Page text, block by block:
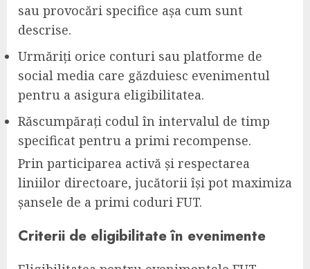
sau provocări specifice așa cum sunt
descrise.
Urmăriți orice conturi sau platforme de
social media care găzduiesc evenimentul
pentru a asigura eligibilitatea.
Răscumpărați codul în intervalul de timp
specificat pentru a primi recompense.
Prin participarea activă și respectarea
liniilor directoare, jucătorii își pot maximiza
șansele de a primi coduri FUT.
Criterii de eligibilitate în evenimente